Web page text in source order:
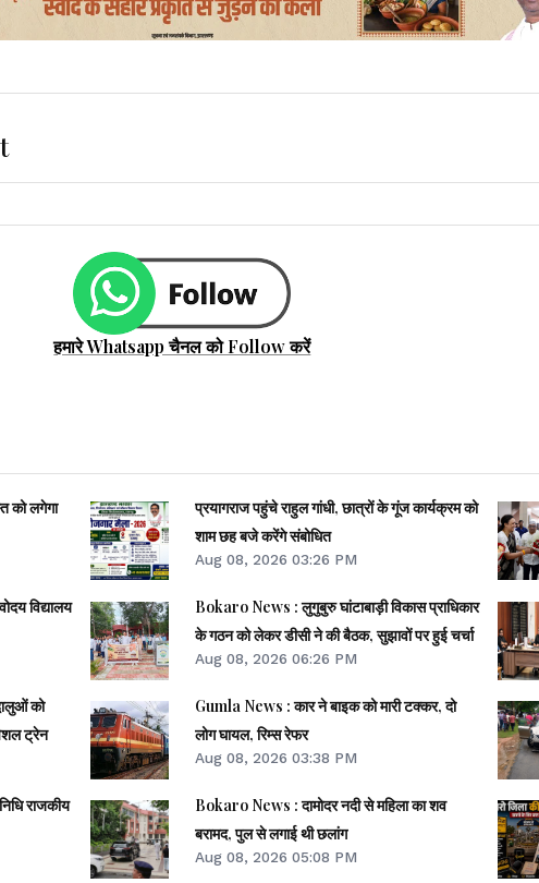
हमारे Whatsapp चैनल को Follow करें
को लगेगा
विद्यालय
को
ट्रेन
राजकीय
प्रयागराज पहुंचे राहुल गांधी, छात्रों के गूंज कार्यक्रम को
शाम छह बजे करेंगे संबोधित
Aug 08, 2026 03:26 PM
Bokaro News : लुगुबुरु घांटाबाड़ी विकास प्राधिकार
के गठन को लेकर डीसी ने की बैठक, सुझावों पर हुई चर्चा
Aug 08, 2026 06:26 PM
Gumla News : कार ने बाइक को मारी टक्कर, दो
लोग घायल, रिम्स रेफर
Aug 08, 2026 03:38 PM
Bokaro News : दामोदर नदी से महिला का शव
बरामद, पुल से लगाई थी छलांग
Aug 08, 2026 05:08 PM